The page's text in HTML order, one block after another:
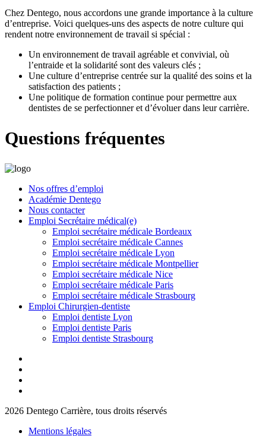
Chez Dentego, nous accordons une grande importance à la culture
d’entreprise. Voici quelques-uns des aspects de notre culture qui
rendent notre environnement de travail si spécial :
Un environnement de travail agréable et convivial, où
l’entraide et la solidarité sont des valeurs clés ;
Une culture d’entreprise centrée sur la qualité des soins et la
satisfaction des patients ;
Une politique de formation continue pour permettre aux
dentistes de se perfectionner et d’évoluer dans leur carrière.
Questions fréquentes
Nos offres d’emploi
Académie Dentego
Nous contacter
Emploi Secrétaire médical(e)
Emploi secrétaire médicale Bordeaux
Emploi secrétaire médicale Cannes
Emploi secrétaire médicale Lyon
Emploi secrétaire médicale Montpellier
Emploi secrétaire médicale Nice
Emploi secrétaire médicale Paris
Emploi secrétaire médicale Strasbourg
Emploi Chirurgien-dentiste
Emploi dentiste Lyon
Emploi dentiste Paris
Emploi dentiste Strasbourg
2026 Dentego Carrière, tous droits réservés
Mentions légales